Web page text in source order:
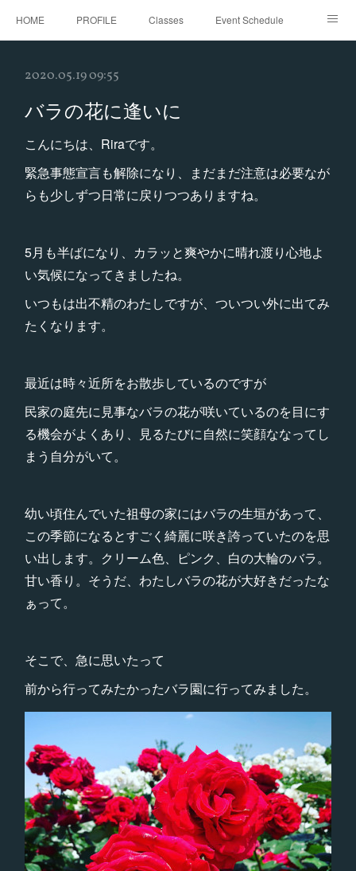
HOME PROFILE Classes Event Schedule
2020.05.19 09:55
バラの花に逢いに
こんにちは、Riraです。
緊急事態宣言も解除になり、まだまだ注意は必要なが
らも少しずつ日常に戻りつつありますね。
5月も半ばになり、カラッと爽やかに晴れ渡り心地よ
い気候になってきましたね。
いつもは出不精のわたしですが、ついつい外に出てみ
たくなります。
最近は時々近所をお散歩しているのですが
民家の庭先に見事なバラの花が咲いているのを目にす
る機会がよくあり、見るたびに自然に笑顔ななってし
まう自分がいて。
幼い頃住んでいた祖母の家にはバラの生垣があって、
この季節になるとすごく綺麗に咲き誇っていたのを思
い出します。クリーム色、ピンク、白の大輪のバラ。
甘い香り。そうだ、わたしバラの花が大好きだったな
ぁって。
そこで、急に思いたって
前から行ってみたかったバラ園に行ってみました。